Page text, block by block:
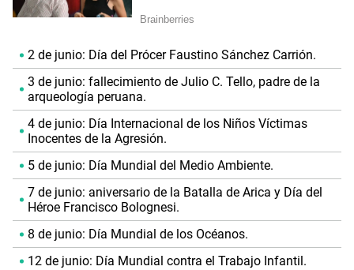
2 de junio: Día del Prócer Faustino Sánchez Carrión.
3 de junio: fallecimiento de Julio C. Tello, padre de la
arqueología peruana.
4 de junio: Día Internacional de los Niños Víctimas
Inocentes de la Agresión.
5 de junio: Día Mundial del Medio Ambiente.
7 de junio: aniversario de la Batalla de Arica y Día del
Héroe Francisco Bolognesi.
8 de junio: Día Mundial de los Océanos.
12 de junio: Día Mundial contra el Trabajo Infantil.